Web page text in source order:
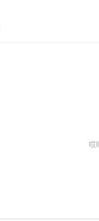
哎